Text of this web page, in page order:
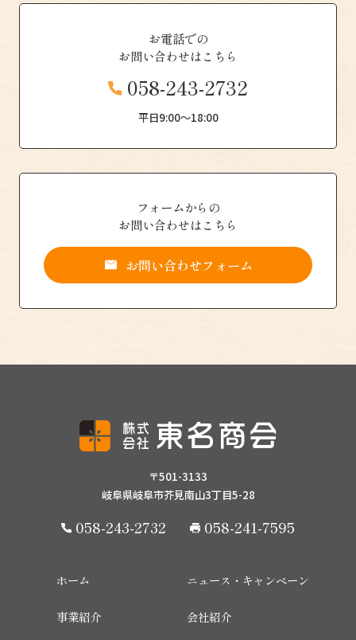
お電話での
お問い合わせはこちら
058-243-2732
平日9:00〜18:00
フォームからの
お問い合わせはこちら
お問い合わせフォーム
〒501-3133
岐阜県岐阜市芥見南山3丁目5-28
058-243-2732 058-241-7595
ホーム
事業紹介
ニュース・キャンペーン
会社紹介